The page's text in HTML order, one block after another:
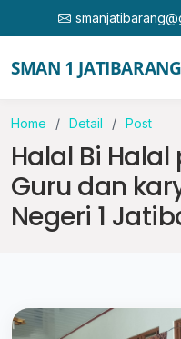
SMAN 1 JATIBARANG
Home Detail Post
Halal Bi
Guru dan
Negeri 1